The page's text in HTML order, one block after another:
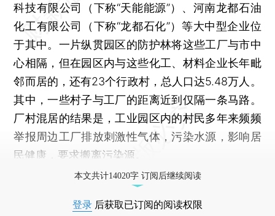
科技有限公司（下称“天能能源”）、河南龙都石油
化工有限公司（下称“龙都石化”）等大中型企业位
于其中。一片纵贯园区的防护林将这些工厂与市中
心相隔，但在园区内与这些化工、材料企业长年毗
邻而居的，还有23个行政村，总人口达5.48万人。
其中，一些村子与工厂的距离近到仅隔一条马路。
厂村混居的结果是，工业园区内的村民多年来频频
举报周边工厂排放刺激性气体，污染水源，影响居
民健康，要求搬离污染源。
本文共计14020字 订阅后继续阅读
登录 后获取已订阅的阅读权限